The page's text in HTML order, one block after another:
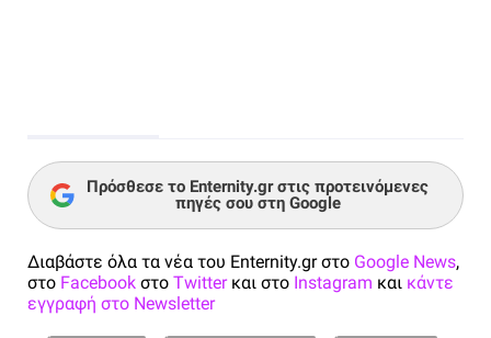
Πρόσθεσε το Enternity.gr στις προτεινόμενες
πηγές σου στη Google
Διαβάστε όλα τα νέα του Enternity.gr στο Google News,
στο Facebook στο Twitterκαι στο Instagram και κάντε
εγγραφή στο Newsletter